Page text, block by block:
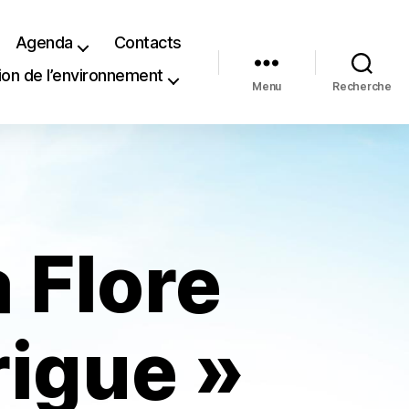
Agenda
Contacts
de l’environnement
Menu Recherche
Flore
»